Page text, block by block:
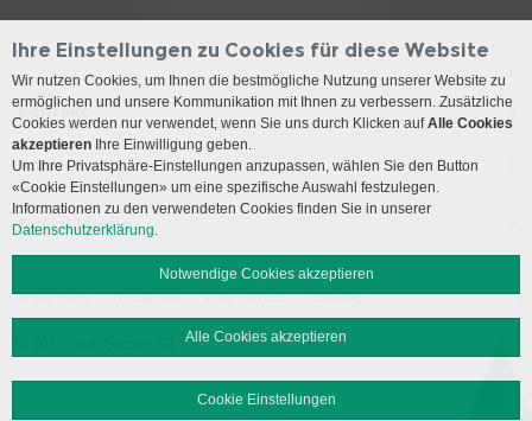
Kontakt
Anreise
Social Media
Impressum Disclaimer Datenschutz Sitemap
Ihre Einstellungen zu Cookies für diese Website
Wir nutzen Cookies, um Ihnen die bestmögliche Nutzung unserer Website zu
ermöglichen und unsere Kommunikation mit Ihnen zu verbessern. Zusätzliche
Cookies werden nur verwendet, wenn Sie uns durch Klicken aufAlle Cookies
akzeptieren Ihre Einwilligung geben.
Um Ihre Privatsphäre-Einstellungen anzupassen, wählen Sie den Button
«Cookie Einstellungen» um eine spezifische Auswahl festzulegen.
Informationen zu den verwendeten Cookies finden Sie in unserer
Datenschutzerklärung.
Notwendige Cookies akzeptieren
Alle Cookies akzeptieren
Cookie Einstellungen